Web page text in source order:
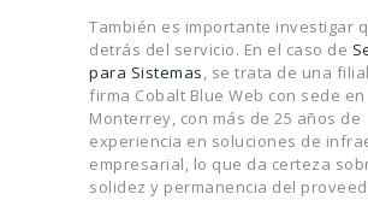
También es importante investigar
detrás del servicio. En el caso de
para Sistemas , se trata de una
firma Cobalt Blue Web con sede en
Monterrey, con más de 25 años de
experiencia en soluciones de
empresarial, lo que da certeza
solidez y permanencia del